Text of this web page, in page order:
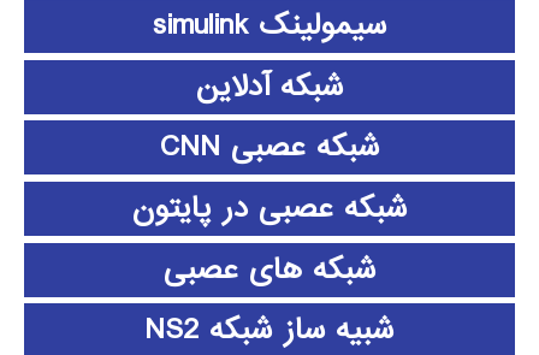
سیمولینک simulink
شبکه آدلاین
شبکه عصبی CNN
شبکه عصبی در پایتون
شبکه های عصبی
شبیه ساز شبکه NS2